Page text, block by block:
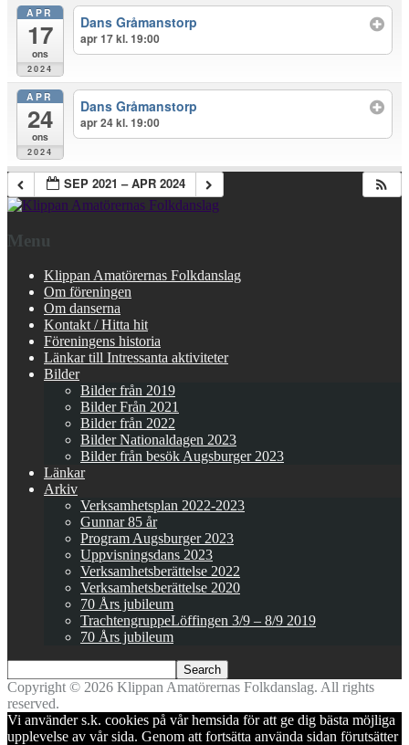
APR
17
ons
2024
Dans Gråmanstorp
apr 17 kl. 19:00
APR
24
ons
2024
Dans Gråmanstorp
apr 24 kl. 19:00
SEP 2021 – APR 2024
Menu
Klippan Amatörernas Folkdanslag
Om föreningen
Om danserna
Kontakt / Hitta hit
Föreningens historia
Länkar till Intressanta aktiviteter
Bilder
Bilder från 2019
Bilder Från 2021
Bilder från 2022
Bilder Nationaldagen 2023
Bilder från besök Augsburger 2023
Länkar
Arkiv
Verksamhetsplan 2022-2023
Gunnar 85 år
Program Augsburger 2023
Uppvisningsdans 2023
Verksamhetsberättelse 2022
Verksamhetsberättelse 2020
70 Års jubileum
TrachtengruppeLöffingen 3/9 – 8/9 2019
70 Års jubileum
Copyright © 2026 Klippan Amatörernas Folkdanslag. All rights
reserved.
Vi använder s.k. cookies på vår hemsida för att ge dig bästa möjliga
upplevelse av vår sida. Genom att fortsätta använda sidan förutsätter